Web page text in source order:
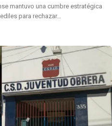
mantuvo una cumbre estratégica
para rechazar…